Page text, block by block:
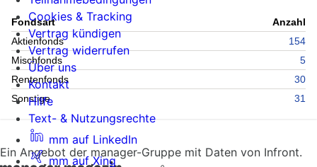
Fondsart
Anzahl
Aktienfonds
154
Mischfonds
5
Rentenfonds
30
Sonstige
31
Ein Angebot der manager-Gruppe mit Daten von Infront.
Cookies & Tracking
Vertrag kündigen
Vertrag widerrufen
Über uns
Kontakt
Hilfe
Text- & Nutzungsrechte
mm auf LinkedIn
mm auf Xing